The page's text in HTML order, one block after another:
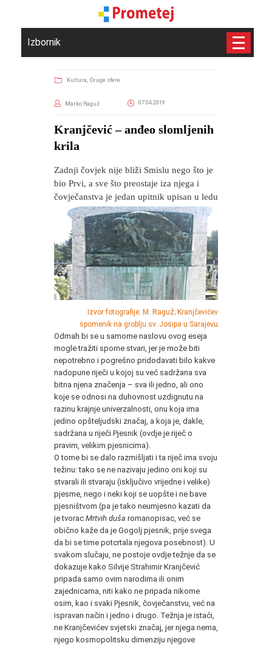
Izbornik
Kultura, Druge sfere
Marko Raguž 07.04.2019
Kranjčević – anđeo slomljenih
krila
Zadnji čovjek nije bliži Smislu nego što je
bio Prvi, a sve što preostaje iza njega i
čovječanstva je jedan upitnik upisan u ledu
Izvor fotografije: M. Raguž; Kranjčevićev
spomenik na groblju sv. Josipa u Sarajevu
Odmah bi se u samome naslovu ovog eseja
mogle tražiti sporne stvari, jer je može biti
nepotrebno i pogrešno pridodavati bilo kakve
nadopune riječi u kojoj su već sadržana sva
bitna njena značenja – sva ili jedno, ali ono
koje se odnosi na duhovnost uzdignutu na
razinu krajnje univerzalnosti, onu koja ima
jedino opšteljudski značaj, a koja je, dakle,
sadržana u riječi Pjesnik (ovdje je riječ o
pravim, velikim pjesnicima).
O tome bi se dalo razmišljati i ta riječ ima svoju
težinu: tako se ne nazivaju jedino oni koji su
stvarali ili stvaraju (isključivo vrijedne i velike)
pjesme, nego i neki koji se uopšte i ne bave
pjesništvom (pa je tako neumjesno kazati da
je tvorac Mrtvih duša romanopisac, već se
obično kaže da je Gogolj pjesnik, prije svega
da bi se time potcrtala njegova posebnost). U
svakom slučaju, ne postoje ovdje težnje da se
dokazuje kako Silvije Strahimir Kranjčević
pripada samo ovim narodima ili onim
zajednicama, niti kako ne pripada nikome
osim, kao i svaki Pjesnik, čovječanstvu, već na
ispravan način i jedno i drugo. Težnja je istaći,
ne Kranjčevićev svjetski značaj, jer njega nema,
njego kosmopolitsku dimenziju njegove